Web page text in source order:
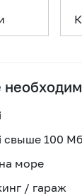
свыше 100
море
/ гараж